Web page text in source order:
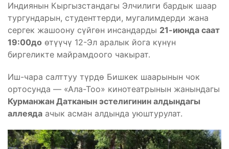
Индиянын Кыргызстандагы Элчилиги бардык шаар
тургундарын, студенттерди, мугалимдерди жана
сергек жашоону сүйгөн инсандарды 21-июнда саат
19:00до өтүүчү 12-Эл аралык йога күнүн
биргеликте майрамдоого чакырат.
Иш-чара салттуу түрдө Бишкек шаарынын чок
ортосунда — «Ала-Тоо» кинотеатрынын жанындагы
Курманжан Датканын эстелигинин алдындагы
аллеяда ачык асман алдында уюштурулат.